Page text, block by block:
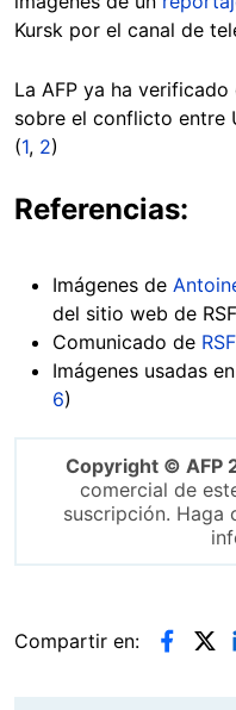
Kursk por el canal de
La AFP ya ha
sobre el conflicto entre
(1, 2)
Referencias:
Imágenes de
del sitio web de
Comunicado de RSF
Imágenes usadas
6)
Copyright © AFP
comercial de
suscripción. Haga
Compartir en: